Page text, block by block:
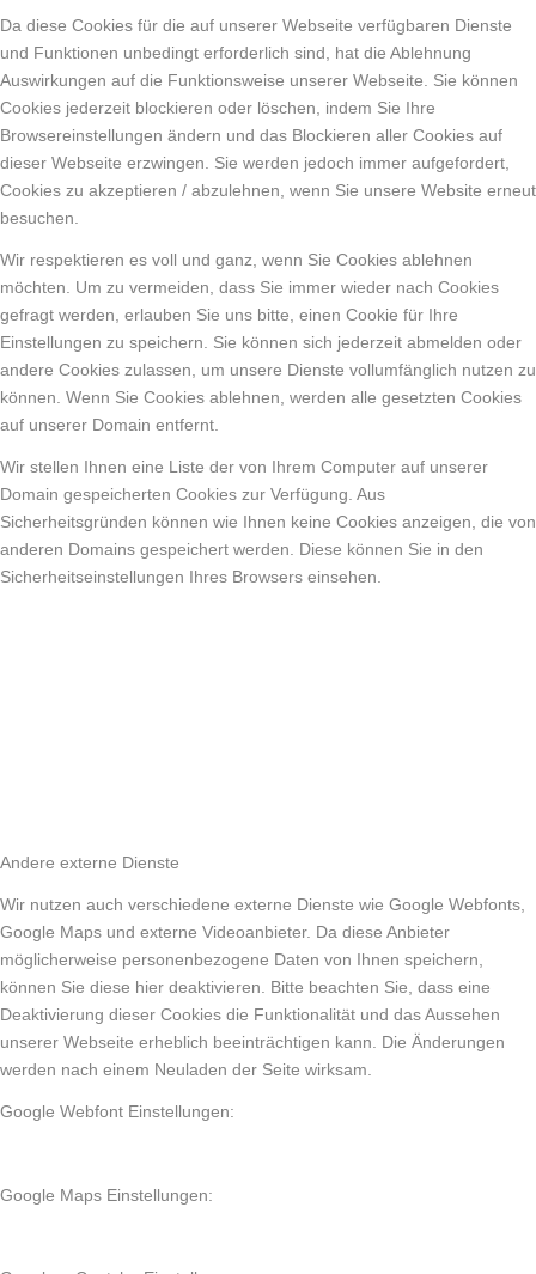
Da diese Cookies für die auf unserer Webseite verfügbaren Dienste
und Funktionen unbedingt erforderlich sind, hat die Ablehnung
Auswirkungen auf die Funktionsweise unserer Webseite. Sie können
Cookies jederzeit blockieren oder löschen, indem Sie Ihre
Browsereinstellungen ändern und das Blockieren aller Cookies auf
dieser Webseite erzwingen. Sie werden jedoch immer aufgefordert,
Cookies zu akzeptieren / abzulehnen, wenn Sie unsere Website erneut
besuchen.
Wir respektieren es voll und ganz, wenn Sie Cookies ablehnen
möchten. Um zu vermeiden, dass Sie immer wieder nach Cookies
gefragt werden, erlauben Sie uns bitte, einen Cookie für Ihre
Einstellungen zu speichern. Sie können sich jederzeit abmelden oder
andere Cookies zulassen, um unsere Dienste vollumfänglich nutzen zu
können. Wenn Sie Cookies ablehnen, werden alle gesetzten Cookies
auf unserer Domain entfernt.
Wir stellen Ihnen eine Liste der von Ihrem Computer auf unserer
Domain gespeicherten Cookies zur Verfügung. Aus
Sicherheitsgründen können wie Ihnen keine Cookies anzeigen, die von
anderen Domains gespeichert werden. Diese können Sie in den
Sicherheitseinstellungen Ihres Browsers einsehen.
Andere externe Dienste
Wir nutzen auch verschiedene externe Dienste wie Google Webfonts,
Google Maps und externe Videoanbieter. Da diese Anbieter
möglicherweise personenbezogene Daten von Ihnen speichern,
können Sie diese hier deaktivieren. Bitte beachten Sie, dass eine
Deaktivierung dieser Cookies die Funktionalität und das Aussehen
unserer Webseite erheblich beeinträchtigen kann. Die Änderungen
werden nach einem Neuladen der Seite wirksam.
Google Webfont Einstellungen:
Google Maps Einstellungen: